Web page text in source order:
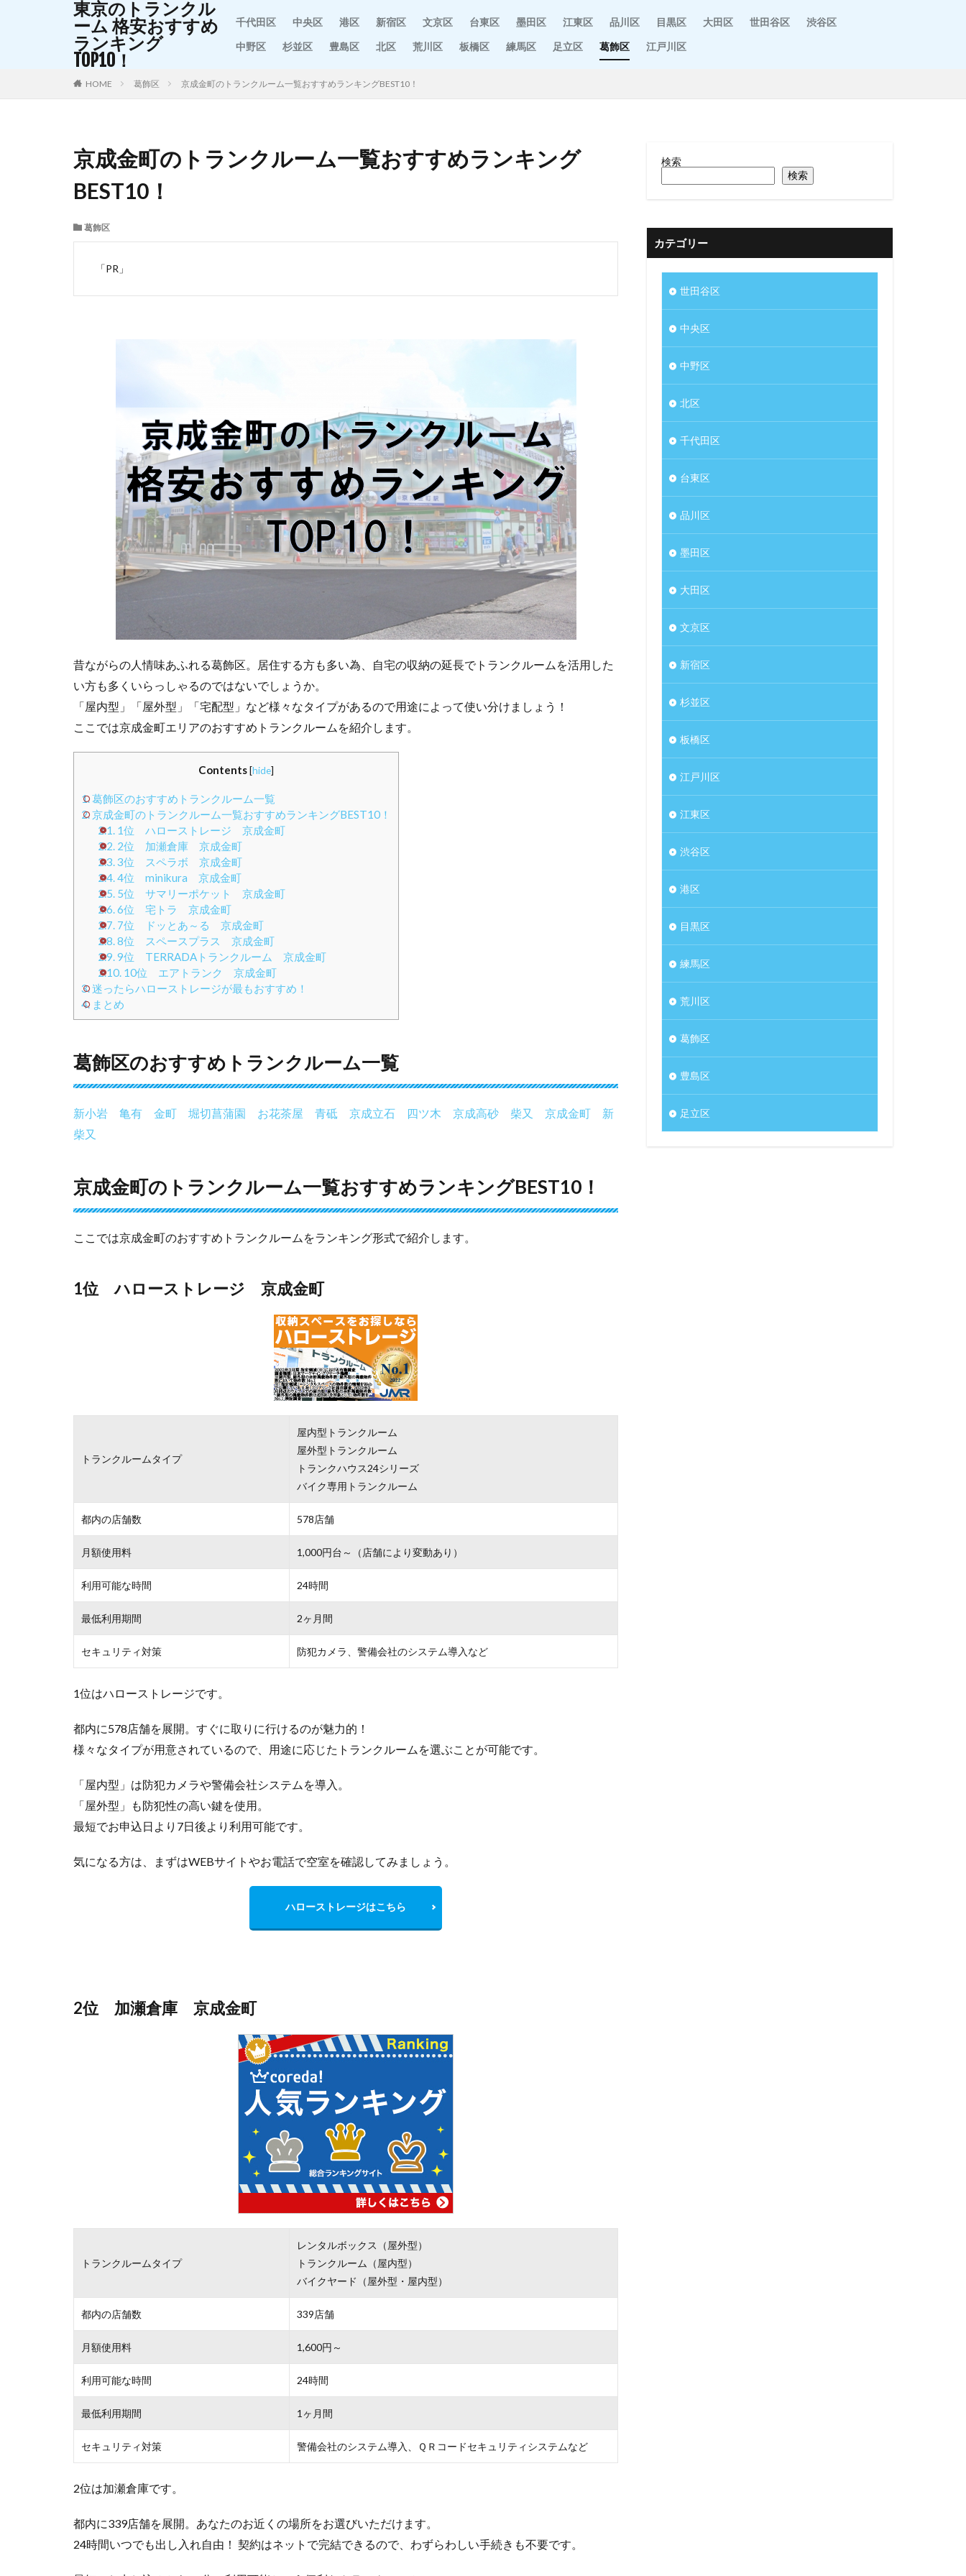
東京のトランクル
ーム 格安おすすめ
ランキング
TOP10！
千代田区 中央区 港区 新宿区 文京区 台東区 墨田区 江東区 品川区 目黒区 大田区 世田谷区
渋谷区
中野区
杉並区 豊島区 北区 荒川区 板橋区 練馬区 足立区 葛飾区 江戸川区
HOME 葛飾区 京成金町のトランクルーム一覧おすすめランキングBEST10！
京成金町のトランクルーム一覧おすすめランキング
BEST10！
葛飾区
「PR」
昔ながらの人情味あふれる葛飾区。居住する方も多い為、自宅の収納の延長でトランクルームを活用した
い方も多くいらっしゃるのではないでしょうか。
「屋内型」「屋外型」「宅配型」など様々なタイプがあるので用途によって使い分けましょう！
ここでは京成金町エリアのおすすめトランクルームを紹介します。
Contents[hide]
1.葛飾区のおすすめトランクルーム一覧
2.京成金町のトランクルーム一覧おすすめランキングBEST10！
2.1.1位 ハローストレージ 京成金町
2.2.2位 加瀬倉庫 京成金町
2.3.3位 スペラボ 京成金町
2.4.4位 minikura 京成金町
2.5.5位 サマリーポケット 京成金町
2.6.6位 宅トラ 京成金町
2.7.7位 ドッとあ～る 京成金町
2.8.8位 スペースプラス 京成金町
2.9.9位 TERRADAトランクルーム 京成金町
2.10.10位 エアトランク 京成金町
3.迷ったらハローストレージが最もおすすめ！
4. まとめ
葛飾区のおすすめトランクルーム一覧
新小岩 亀有 金町 堀切菖蒲園 お花茶屋 青砥 京成立石 四ツ木 京成高砂 柴又 京成金町
新
柴又
京成金町のトランクルーム一覧おすすめランキングBEST10！
ここでは京成金町のおすすめトランクルームをランキング形式で紹介します。
1位 ハローストレージ 京成金町
トランクルームタイプ
屋内型トランクルーム
屋外型トランクルーム
トランクハウス24シリーズ
バイク専用トランクルーム
都内の店舗数 578店舗
月額使用料 1,000円台～（店舗により変動あり）
利用可能な時間 24時間
最低利用期間 2ヶ月間
セキュリティ対策 防犯カメラ、警備会社のシステム導入など
1位はハローストレージです。
都内に578店舗を展開。すぐに取りに行けるのが魅力的！
様々なタイプが用意されているので、用途に応じたトランクルームを選ぶことが可能です。
「屋内型」は防犯カメラや警備会社システムを導入。
「屋外型」も防犯性の高い鍵を使用。
最短でお申込日より7日後より利用可能です。
気になる方は、まずはWEBサイトやお電話で空室を確認してみましょう。
ハローストレージはこちら
2位 加瀬倉庫 京成金町
トランクルームタイプ
レンタルボックス（屋外型）
トランクルーム（屋内型）
バイクヤード（屋外型・屋内型）
都内の店舗数 339店舗
月額使用料 1,600円～
利用可能な時間 24時間
最低利用期間 1ヶ月間
セキュリティ対策 警備会社のシステム導入、ＱＲコードセキュリティシステムなど
2位は加瀬倉庫です。
都内に339店舗を展開。あなたのお近くの場所をお選びいただけます。
24時間いつでも出し入れ自由！ 契約はネットで完結できるので、わずらわしい手続きも不要です。
検索
検索
カテゴリー
世田谷区
中央区
中野区
北区
千代田区
台東区
品川区
墨田区
大田区
文京区
新宿区
杉並区
板橋区
江戸川区
江東区
渋谷区
港区
目黒区
練馬区
荒川区
葛飾区
豊島区
足立区